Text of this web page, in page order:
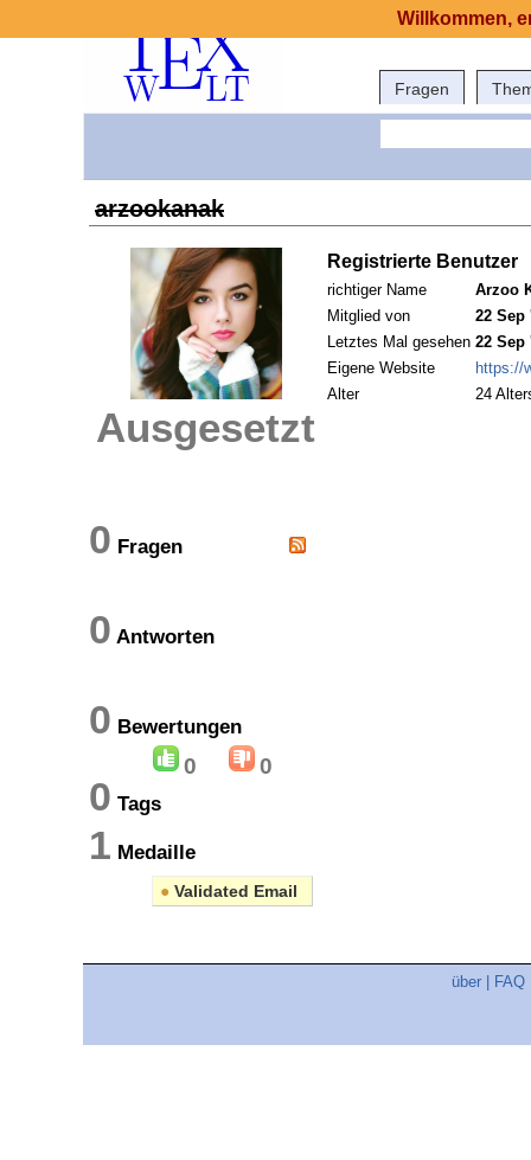
Fragen
arzookanak
Ausgesetzt
Registrierte Benutzer
richtiger Name
Arzoo
Mitglied von
22 Sep
Letztes Mal gesehen 22 Sep
Eigene Website
https://
Alter
24
0 Fragen
0 Antworten
0 Bewertungen
0 0
0 Tags
1 Medaille
● Validated Email
über FAQ
Willkommen,